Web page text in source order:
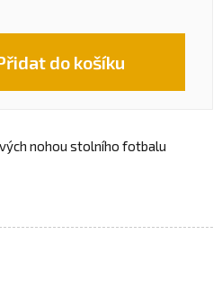
do košíku
nohou stolního fotbalu